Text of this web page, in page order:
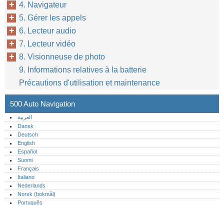
4. Navigateur
5. Gérer les appels
6. Lecteur audio
7. Lecteur vidéo
8. Visionneuse de photo
9. Informations relatives à la batterie
Précautions d'utilisation et maintenance
500 Auto Navigation
العربية
Dansk
Deutsch
English
Español
Suomi
Français
Italiano
Nederlands
Norsk (bokmål)‎
Português‎